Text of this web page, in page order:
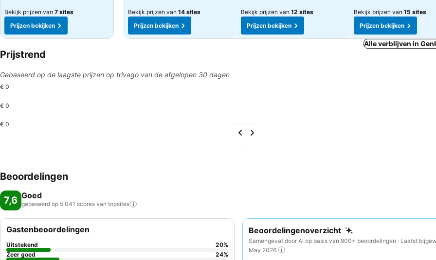
Bekijk prijzen van 7 sites
Prijzen bekijken
Bekijk prijzen van 14 sites
Prijzen bekijken
Bekijk prijzen van 12 sites
Prijzen bekijken
Bekijk prijzen van 15 sites
Prijzen bekijken
Alle verblijven in
Prijstrend
Gebaseerd op de laagste prijzen op trivago van de afgelopen 30 dagen
€ 0
€ 0
€ 0
Beoordelingen
7,6 Goed
gebaseerd op 5.041 scores van topsites
Beoordelingenoverzicht
Samengevat door AI op basis van 900+ beoordelingen · Laatst
May 2026
Gastenbeoordelingen
Uitstekend 20%
Zeer goed
24%